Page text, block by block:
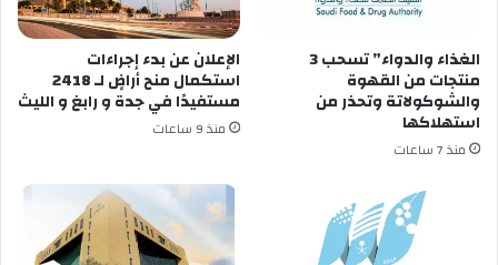
الغذاء والدواء” تسحب 3
منتجات من القهوة
والشوكولاتة وتحذر من
استهلاكها
منذ 7 ساعات
الإعلان عن ‏بدء إجراءات
استكمال منح أراضٍ لـ 2418
مستفيدًا في ⁧‫جدة‬⁩ و ⁧‫رابغ‬⁩ و ⁧‫الليث‬⁩
منذ 9 ساعات